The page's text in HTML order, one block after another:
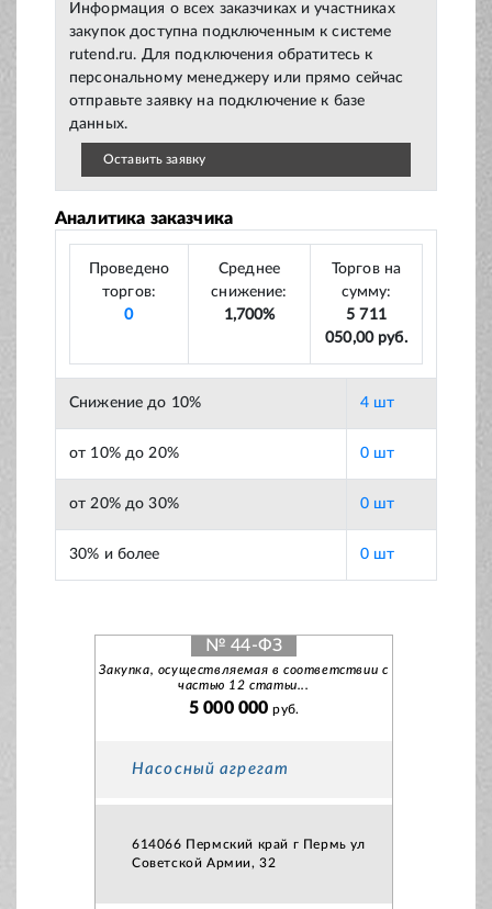
Информация о всех заказчиках и участниках
закупок доступна подключенным к системе
rutend.ru. Для подключения обратитесь к
персональному менеджеру или прямо сейчас
отправьте заявку на подключение к базе
данных.
Оставить заявку
Аналитика заказчика
Проведено
торгов:
0
Среднее
снижение:
1,700%
Торгов на
сумму:
5 711
050,00 руб.
Снижение до 10% 4 шт
от 10% до 20% 0 шт
от 20% до 30% 0 шт
30% и более 0 шт
№ 44-ФЗ
Закупка, осуществляемая в соответствии с
частью 12 статьи...
5 000 000руб.
Насосный агрегат
614066 Пермский край г Пермь ул
Советской Армии, 32